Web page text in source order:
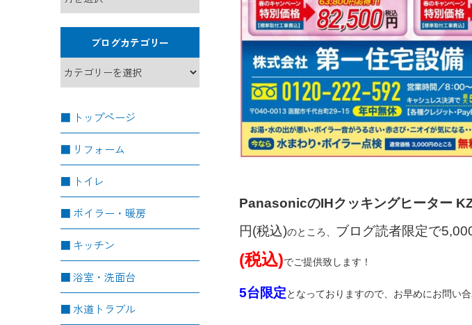
ブログカテゴリー
トップページ
リフォーム
トイレ
ボイラー・暖房
キッチン
浴室・洗面台
水道トラブル
PanasonicのIHクッキングヒーター
円(税込)のところ、 ブログ読者限定で
(税込)でご提供致します！
5台限定となっておりますので、お早めにお問い